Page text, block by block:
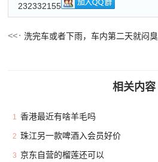
232332155
洗完车或者下雨，车内第二天就闷臭
相关内容
1 香港最近有啥羊毛吗
2 珠江另一款啤酒入会员好价
3 京东自营的榴莲还可以